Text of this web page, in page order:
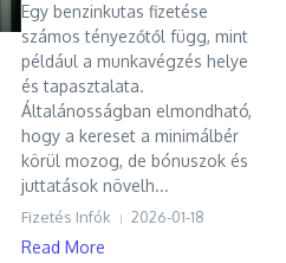
Egy benzinkutas fizetése
számos tényezőtől függ, mint
például a munkavégzés helye
és tapasztalata.
Általánosságban elmondható,
hogy a kereset a minimálbér
körül mozog, de bónuszok és
juttatások növelh...
Fizetés Infók 2026-01-18
Read More